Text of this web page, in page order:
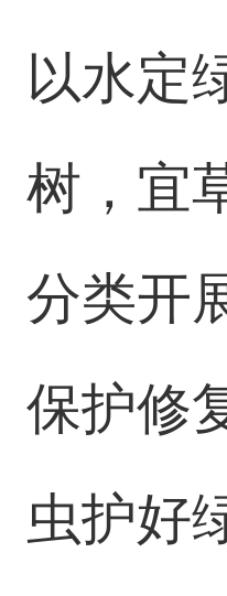
以水定
树，宜
分类开
保护修
虫护好